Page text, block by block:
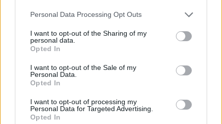
Personal Data Processing Opt Outs
I want to opt-out of the Sharing of my
personal data.
Opted In
I want to opt-out of the Sale of my
Personal Data.
Opted In
I want to opt-out of processing my
Personal Data for Targeted Advertising.
Opted In
COLEÇÕES DE JOGOS
JOGOS DE ARMAS
JOGOS DE ASSASSINAR